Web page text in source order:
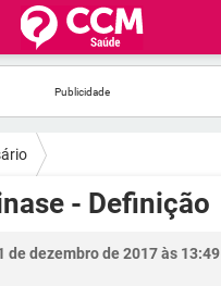
- Definição
de dezembro de 2017 às 13:49